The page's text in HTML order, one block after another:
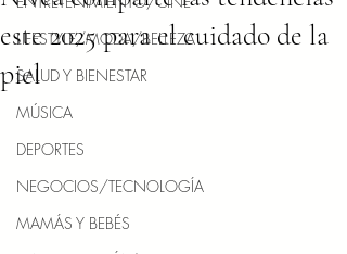
LIFESTYLE/MODA/BELLEZA
SALUD Y BIENESTAR
MÚSICA
DEPORTES
NEGOCIOS/TECNOLOGÍA
MAMÁS Y BEBÉS
este 2025 para el cuidado de la
piel